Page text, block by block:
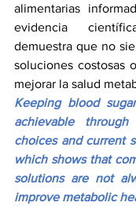
alimentarias
evidencia
demuestra que no
soluciones costosas
mejorar la salud
Keeping blood
achievable
choices and current
which shows that
solutions are not
improve metabolic